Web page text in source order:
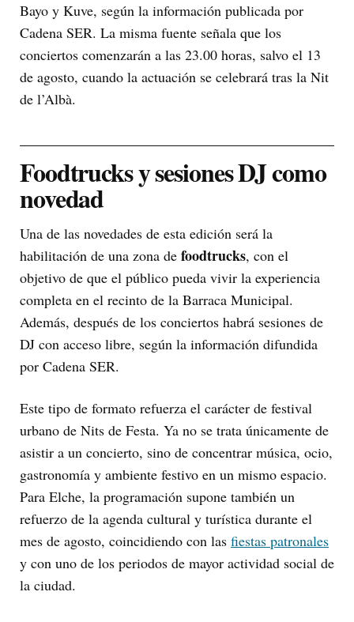
Bayo y Kuve, según la información publicada por
Cadena SER. La misma fuente señala que los
conciertos comenzarán a las 23.00 horas, salvo el 13
de agosto, cuando la actuación se celebrará tras la Nit
de l’Albà.
Foodtrucks y sesiones DJ como
novedad
Una de las novedades de esta edición será la
habilitación de una zona de foodtrucks, con el
objetivo de que el público pueda vivir la experiencia
completa en el recinto de la Barraca Municipal.
Además, después de los conciertos habrá sesiones de
DJ con acceso libre, según la información difundida
por Cadena SER.
Este tipo de formato refuerza el carácter de festival
urbano de Nits de Festa. Ya no se trata únicamente de
asistir a un concierto, sino de concentrar música, ocio,
gastronomía y ambiente festivo en un mismo espacio.
Para Elche, la programación supone también un
refuerzo de la agenda cultural y turística durante el
mes de agosto, coincidiendo con las fiestas patronales
y con uno de los periodos de mayor actividad social de
la ciudad.